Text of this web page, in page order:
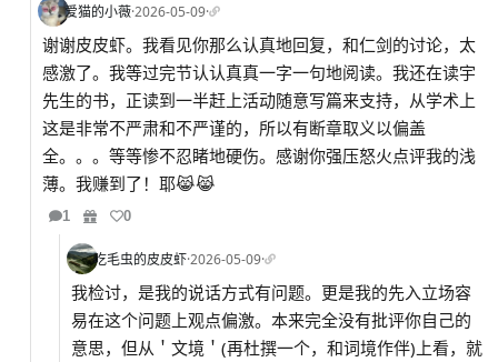
爱猫的小薇·2026-05-09·
谢谢皮皮虾。我看见你那么认真地回复，和仁剑的讨论，太
感激了。我等过完节认认真真一字一句地阅读。我还在读宇
先生的书，正读到一半赶上活动随意写篇来支持，从学术上
这是非常不严肃和不严谨的，所以有断章取义以偏盖
全。。。等等惨不忍睹地硬伤。感谢你强压怒火点评我的浅
薄。我赚到了！耶😹😹
1 0
吃毛虫的皮皮虾·2026-05-09·
我检讨，是我的说话方式有问题。更是我的先入立场容
易在这个问题上观点偏激。本来完全没有批评你自己的
意思，但从＇文境＇(再杜撰一个，和词境作伴)上看，就